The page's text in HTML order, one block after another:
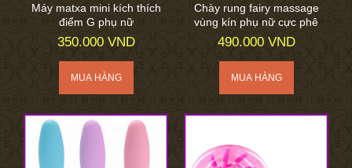
Máy matxa mini kích thích
điểm G phụ nữ
350.000 VND
Chày rung fairy massage
vùng kín phụ nữ cực phê
490.000 VND